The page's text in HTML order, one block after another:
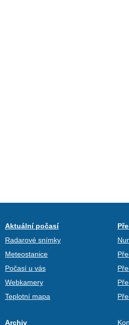
Aktuální počasí
Radarové snímky
Meteostanice
Počasí u vás
Webkamery
Teplotní mapa
Archiv